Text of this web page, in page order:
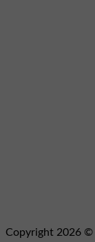
Copyright 2026 ©